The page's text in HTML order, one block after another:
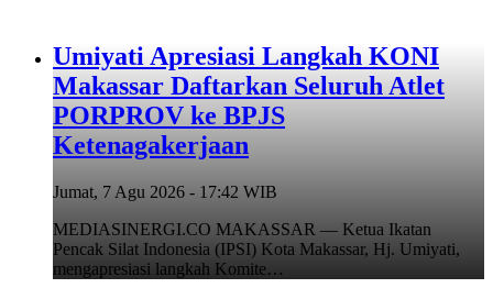
Umiyati Apresiasi Langkah KONI
Makassar Daftarkan Seluruh Atlet
PORPROV ke BPJS
Ketenagakerjaan
Jumat, 7 Agu 2026 - 17:42 WIB
MEDIASINERGI.CO MAKASSAR — Ketua Ikatan
Pencak Silat Indonesia (IPSI) Kota Makassar, Hj. Umiyati,
mengapresiasi langkah Komite…